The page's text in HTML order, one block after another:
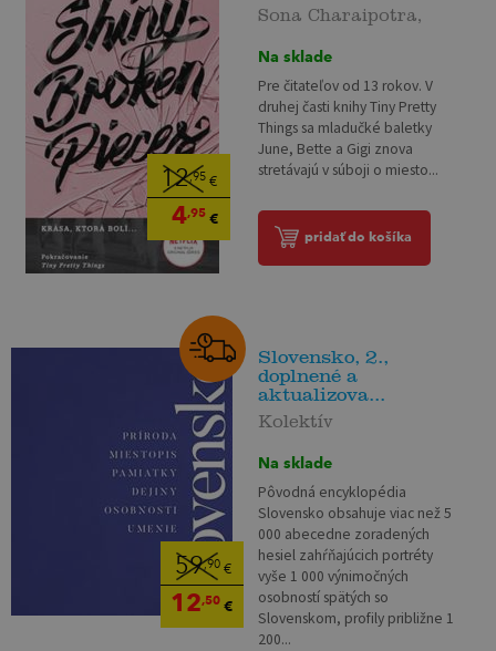
12,95 €
4,95 €
Sona Charaipotra,
Na sklade
Pre čitateľov od 13 rokov. V
druhej časti knihy Tiny Pretty
Things sa mladučké baletky
June, Bette a Gigi znova
stretávajú v súboji o miesto...
pridať do košíka
59,90€
12,50€
Slovensko, 2.,
doplnené a
aktualizova...
Kolektív
Na sklade
Pôvodná encyklopédia
Slovensko obsahuje viac než 5
000 abecedne zoradených
hesiel zahŕňajúcich portréty
vyše 1 000 výnimočných
osobností spätých so
Slovenskom, profily približne 1
200...